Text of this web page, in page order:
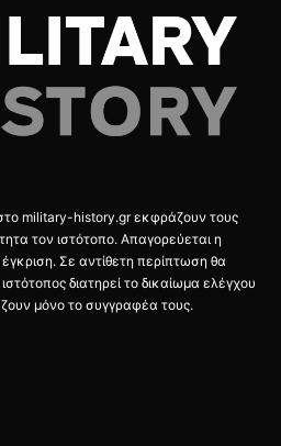
military-history.gr εκφράζουν τους
τον ιστότοπο. Απαγορεύεται η
Σε αντίθετη περίπτωση θα
διατηρεί το δικαίωμα ελέγχου
μόνο το συγγραφέα τους.